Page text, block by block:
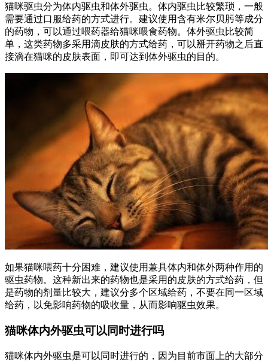
猫咪驱虫分为体内驱虫和体外驱虫。体内驱虫比较繁琐，一般
需要通过口服给药的方式进行。建议使用含有米尔贝肟等成分
的药物，可以通过喂药器给猫咪喂食药物。体外驱虫比较简
单，这类药物多采用滴皮肤的方式给药，可以掰开药物之后直
接滴在猫咪的皮肤表面，即可达到体外驱虫的目的。
如果猫咪喂药十分困难，建议使用兼具体内和体外两种作用的
驱虫药物。这种新出来的药物也是采用的皮肤的方式给药，但
是药物的剂量比较大，建议分多个区域给药，不要在同一区域
给药，以免影响药物的吸收量，从而影响驱虫效果。
猫咪体内外驱虫可以同时进行吗
猫咪体内外驱虫是可以同时进行的，因为目前市面上的大部分